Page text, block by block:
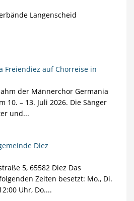
Langenscheid
Freiendiez auf Chorreise in
der Männerchor Germania
10. – 13. Juli 2026. Die Sänger
und...
Diez
5, 65582 Diez Das
Zeiten besetzt: Mo., Di.
Uhr, Do....